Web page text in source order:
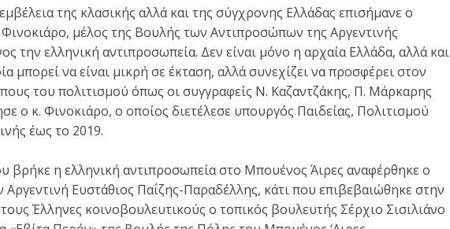
της κλασικής αλλά και της σύγχρονης Ελλάδας επισήμανε ο
μέλος της Βουλής των Αντιπροσώπων της Αργεντινής
την ελληνική αντιπροσωπεία. Δεν είναι μόνο η αρχαία Ελλάδα, αλλά και
μπορεί να είναι μικρή σε έκταση, αλλά συνεχίζει να προσφέρει στον
του πολιτισμού όπως οι συγγραφείς Ν. Καζαντζάκης, Π. Μάρκαρης
ο κ. Φινοκιάρο, ο οποίος διετέλεσε υπουργός Παιδείας, Πολιτισμού
έως το 2019.
βρήκε η ελληνική αντιπροσωπεία στο Μπουένος Άιρες αναφέρθηκε ο
Ευστάθιος Παΐζης-Παραδέλλης, κάτι που επιβεβαιώθηκε στην
Έλληνες κοινοβουλευτικούς ο τοπικός βουλευτής Σέρχιο Σισιλιάνο